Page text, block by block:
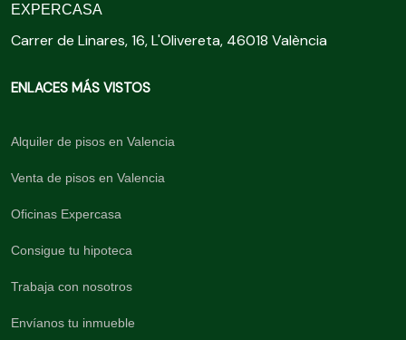
EXPERCASA
Carrer de Linares, 16, L'Olivereta, 46018 València
ENLACES MÁS VISTOS
Alquiler de pisos en Valencia
Venta de pisos en Valencia
Oficinas Expercasa
Consigue tu hipoteca
Trabaja con nosotros
Envíanos tu inmueble